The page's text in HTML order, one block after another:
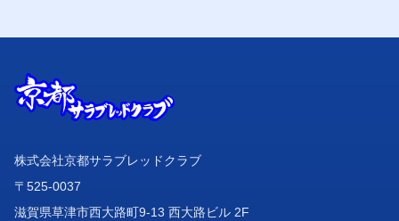
株式会社京都サラブレッドクラブ
〒525-0037
滋賀県草津市西大路町9-13 西大路ビル 2F